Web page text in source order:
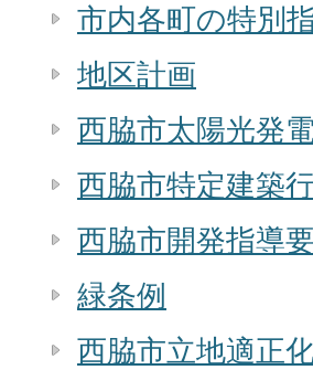
市内各町の特別
地区計画
西脇市太陽光発
西脇市特定建築
西脇市開発指導
緑条例
西脇市立地適正